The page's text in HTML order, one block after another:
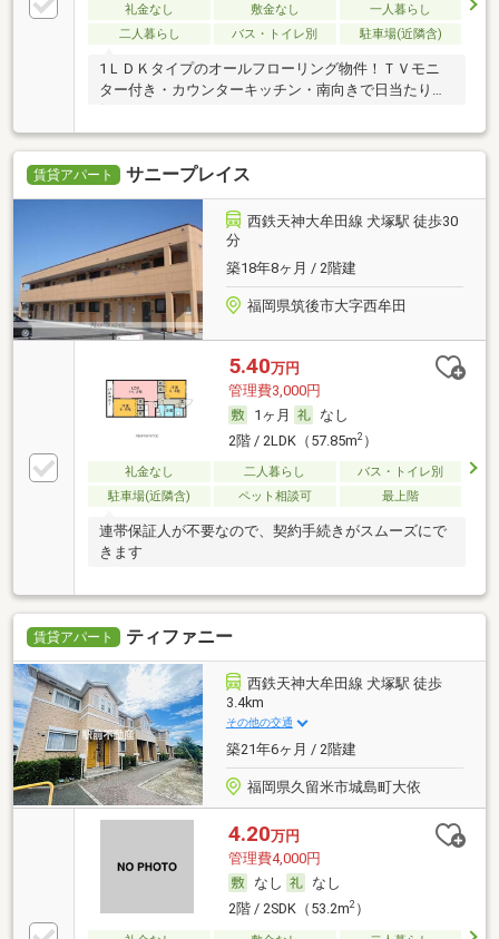
礼金なし 敷金なし
一人暮らし
二人暮らし
バス・トイレ別 駐車場(近隣含)
1ＬＤＫタイプのオールフローリング物件！ＴＶモニ
ター付き・カウンターキッチン・南向きで日当たり良
好！
賃貸アパート サニープレイス
西鉄天神大牟田線 犬塚駅 徒歩30
分
築18年8ヶ月 / 2階建
福岡県筑後市大字西牟田
5.40万円
管理費3,000円
1ヶ月
なし
2階 / 2LDK（57.85m2）
礼金なし 二人暮らし
バス・トイレ別
駐車場(近隣含)
ペット相談可 最上階
連帯保証人が不要なので、契約手続きがスムーズにで
きます
賃貸アパート ティファニー
西鉄天神大牟田線 犬塚駅 徒歩
3.4km
その他の交通
築21年6ヶ月 / 2階建
福岡県久留米市城島町大依
4.20万円
管理費4,000円
なし
なし
2階 / 2SDK（53.2m2）